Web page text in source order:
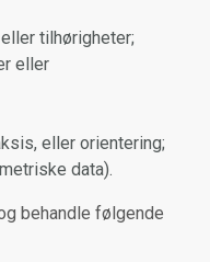
tilhørigheter;
eller
eller orientering;
data).
behandle følgende